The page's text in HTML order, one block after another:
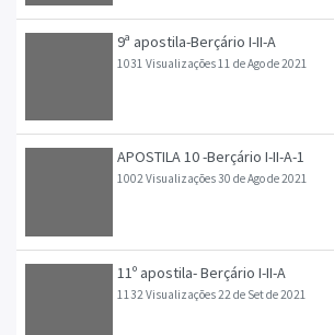
9ª apostila-Berçário I-II-A
1031 Visualizações11 de Ago de 2021
APOSTILA 10 -Berçário I-II-A-1
1002 Visualizações30 de Ago de 2021
11º apostila- Berçário I-II-A
1132 Visualizações22 de Set de 2021